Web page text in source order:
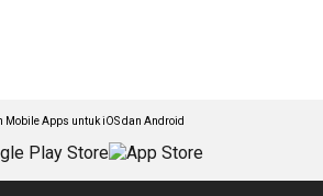
Mobile Apps untuk iOS dan Android